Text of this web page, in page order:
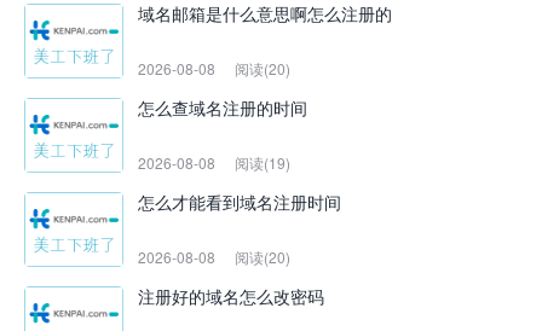
域名邮箱是什么意思啊怎么注册的
2026-08-08 阅读(20)
怎么查域名注册的时间
2026-08-08 阅读(19)
怎么才能看到域名注册时间
2026-08-08 阅读(20)
注册好的域名怎么改密码